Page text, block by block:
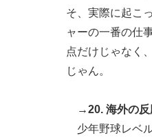
そ、実際に起こ
ャーの一番の仕
点だけじゃなく
じゃん。
→20. 海外の反
少年野球レベ